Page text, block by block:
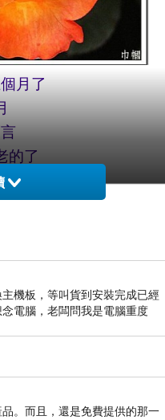
月了
的了
機板，等叫貨到安裝完成已經
電腦，老闆問我是電腦重度
。而且，還是免費提供的那一